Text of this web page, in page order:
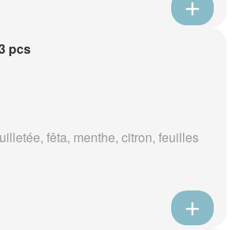
pcs
fêta, menthe, citron, feuilles